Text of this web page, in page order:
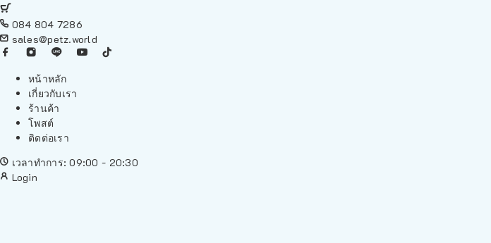
084 804 7286
sales@petz.world
หน้าหลัก
เกี่ยวกับเรา
ร้านค้า
โพสต์
ติดต่อเรา
เวลาทำการ: 09:00 - 20:30
Login